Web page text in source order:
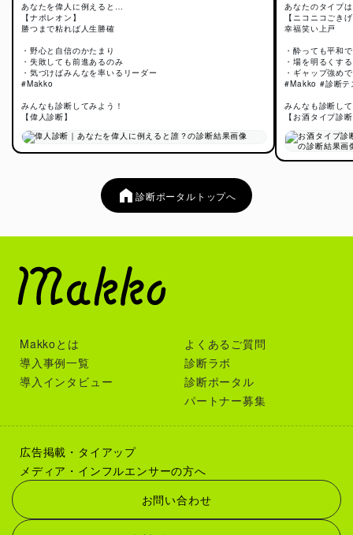
あなたを偉人に例えると…
【ナポレオン】
勝つまで粘れば人生勝確
・野心と自信のかたまり
・失敗しても前進あるのみ
・気づけばみんなを率いるリーダー
#Makko
みんなも診断してみよう！
【偉人診断】
あなたのタイプ
【ニコニコごき
幸福笑い上戸
・酔っても平和
・場を明るくす
・ギャップ強め
#Makko #診断テ
みんなも診断し
【お酒タイプ診
診断ポータルトップへ
Makkoとは
導入事例一覧
導入インタビュー
よくあるご質問
診断ラボ
診断ポータル
パートナー募集
広告掲載・タイアップ
メディア・インフルエンサーの方へ
お問い合わせ